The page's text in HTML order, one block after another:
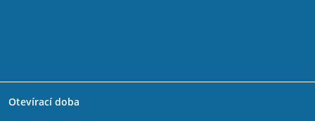
Otevírací doba